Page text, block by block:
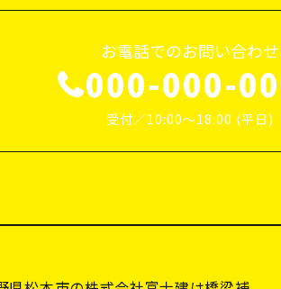
お電話でのお問い合わせ
000-000-
受付／10:00～18:00 (平日)